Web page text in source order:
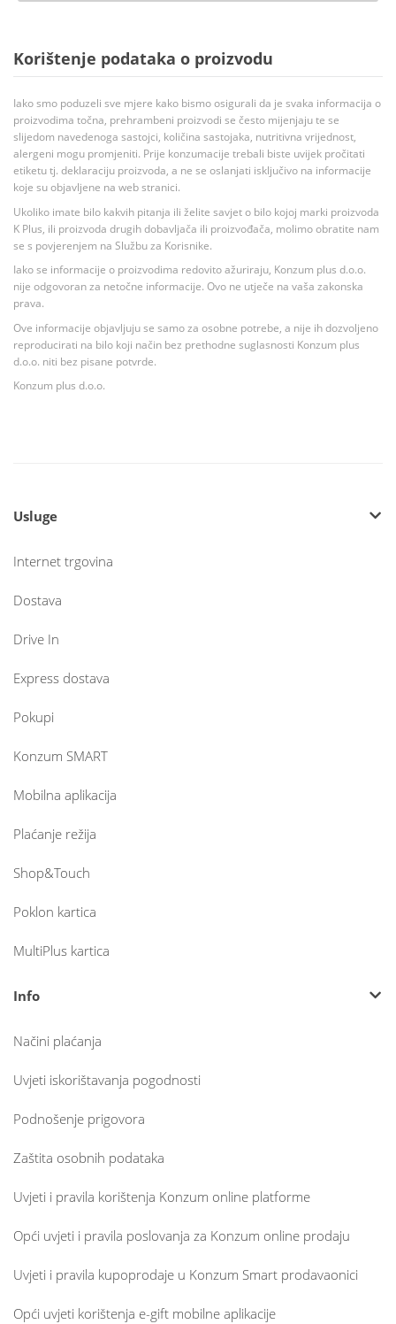
Korištenje podataka o proizvodu
Iako smo poduzeli sve mjere kako bismo osigurali da je svaka informacija o
proizvodima točna, prehrambeni proizvodi se često mijenjaju te se
slijedom navedenoga sastojci, količina sastojaka, nutritivna vrijednost,
alergeni mogu promjeniti. Prije konzumacije trebali biste uvijek pročitati
etiketu tj. deklaraciju proizvoda, a ne se oslanjati isključivo na informacije
koje su objavljene na web stranici.
Ukoliko imate bilo kakvih pitanja ili želite savjet o bilo kojoj marki proizvoda
K Plus, ili proizvoda drugih dobavljača ili proizvođača, molimo obratite nam
se s povjerenjem na Službu za Korisnike.
Iako se informacije o proizvodima redovito ažuriraju, Konzum plus d.o.o.
nije odgovoran za netočne informacije. Ovo ne utječe na vaša zakonska
prava.
Ove informacije objavljuju se samo za osobne potrebe, a nije ih dozvoljeno
reproducirati na bilo koji način bez prethodne suglasnosti Konzum plus
d.o.o. niti bez pisane potvrde.
Konzum plus d.o.o.
Usluge
Internet trgovina
Dostava
Drive In
Express dostava
Pokupi
Konzum SMART
Mobilna aplikacija
Plaćanje režija
Shop&Touch
Poklon kartica
MultiPlus kartica
Info
Načini plaćanja
Uvjeti iskorištavanja pogodnosti
Podnošenje prigovora
Zaštita osobnih podataka
Uvjeti i pravila korištenja Konzum online platforme
Opći uvjeti i pravila poslovanja za Konzum online prodaju
Uvjeti i pravila kupoprodaje u Konzum Smart prodavaonici
Opći uvjeti korištenja e-gift mobilne aplikacije